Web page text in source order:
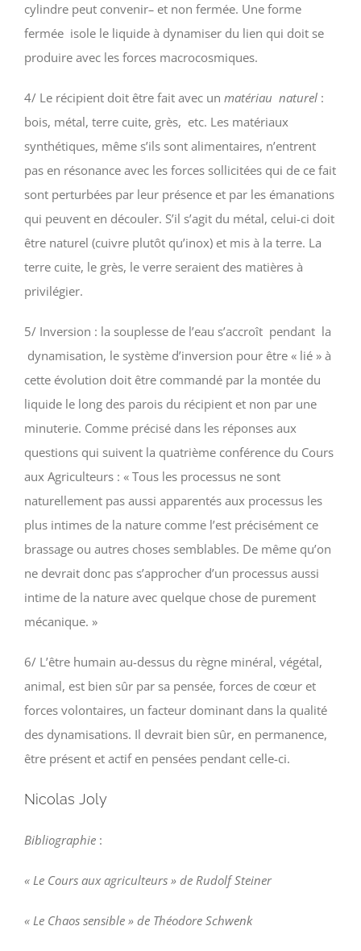
cylindre peut convenir– et non fermée. Une forme
fermée isole le liquide à dynamiser du lien qui doit se
produire avec les forces macrocosmiques.
4/ Le récipient doit être fait avec un matériau naturel :
bois, métal, terre cuite, grès, etc. Les matériaux
synthétiques, même s’ils sont alimentaires, n’entrent
pas en résonance avec les forces sollicitées qui de ce fait
sont perturbées par leur présence et par les émanations
qui peuvent en découler. S’il s’agit du métal, celui-ci doit
être naturel (cuivre plutôt qu’inox) et mis à la terre. La
terre cuite, le grès, le verre seraient des matières à
privilégier.
5/ Inversion : la souplesse de l’eau s’accroît pendant la
dynamisation, le système d’inversion pour être « lié » à
cette évolution doit être commandé par la montée du
liquide le long des parois du récipient et non par une
minuterie. Comme précisé dans les réponses aux
questions qui suivent la quatrième conférence du Cours
aux Agriculteurs : « Tous les processus ne sont
naturellement pas aussi apparentés aux processus les
plus intimes de la nature comme l’est précisément ce
brassage ou autres choses semblables. De même qu’on
ne devrait donc pas s’approcher d’un processus aussi
intime de la nature avec quelque chose de purement
mécanique. »
6/ L’être humain au-dessus du règne minéral, végétal,
animal, est bien sûr par sa pensée, forces de cœur et
forces volontaires, un facteur dominant dans la qualité
des dynamisations. Il devrait bien sûr, en permanence,
être présent et actif en pensées pendant celle-ci.
Nicolas Joly
Bibliographie :
« Le Cours aux agriculteurs » de Rudolf Steiner
« Le Chaos sensible » de Théodore Schwenk